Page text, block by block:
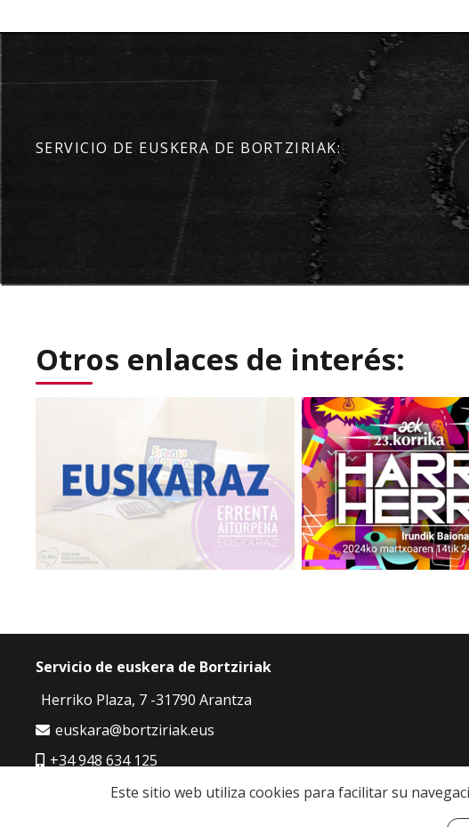
SERVICIO DE EUSKERA DE BORTZIRIAK:
Otros enlaces de interés:
Servicio de euskera de Bortziriak
Herriko Plaza, 7 -31790 Arantza
euskara@bortziriak.eus
+34 948 634 125
680 65 06 50Este sitio web utiliza cookies para facilitar su